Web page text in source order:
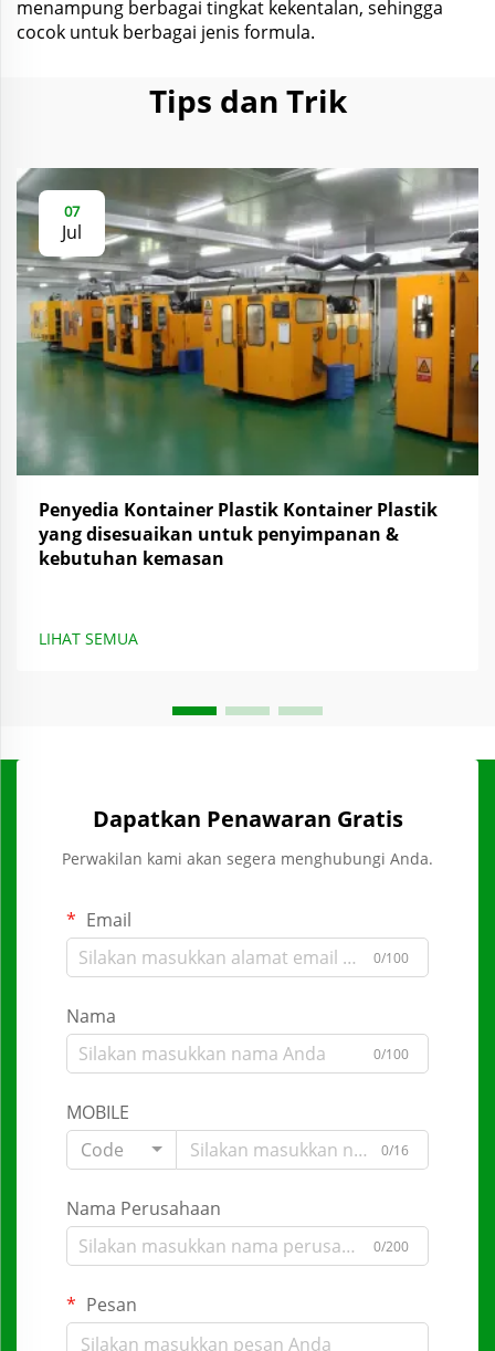
menampung berbagai tingkat kekentalan, sehingga
cocok untuk berbagai jenis formula.
Tips dan Trik
07
Jul
Penyedia Kontainer Plastik Kontainer Plastik
yang disesuaikan untuk penyimpanan &
kebutuhan kemasan
LIHAT SEMUA
Dapatkan Penawaran Gratis
Perwakilan kami akan segera menghubungi Anda.
Email
0/100
Nama
0/100
MOBILE
Code
0/16
Nama Perusahaan
0/200
Pesan